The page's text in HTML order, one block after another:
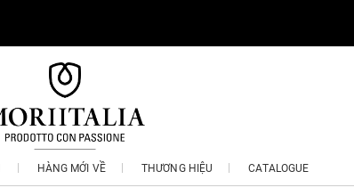
HÀNG MỚI VỀ THƯƠNG HIỆU CATALOGUE